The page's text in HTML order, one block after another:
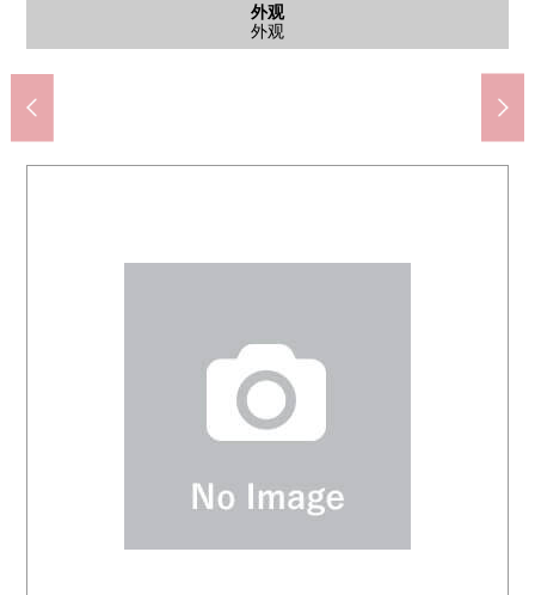
外观
外观
外观
外观
外观
外观
入口
入口
入口
入口
入口
入口
客厅
客厅
客厅
客厅
客厅
客厅
厨房
厨房
室内
阶梯教室
室内
阶梯教室
门口
门口
门口
门口
西式房间
西式房间
西式房间
西式房间
西式房间
西式房间
洗脸
洗脸
公共汽车
浴室
厕所
厕所
其他当地
周围街景
其他当地
周围街景
区立成城3丁目绿地(约880m)
区立成城3丁目绿地
区立成城3丁目绿地(约880m)
区立成城3丁目绿地
区立来看交流广场(约1680m)
区立来看，是交流广场
区立来看交流广场(约1680m)
区立来看，是交流广场
成城山坳Ti(约240m)
成城山坳Ti
成城山坳Ti(约240m)
成城山坳Ti
成城山坳Ti(约240m)
成城山坳Ti
成城学园前站(约240m)
成城学园前站
成城学园前站(约240m)
成城学园前站